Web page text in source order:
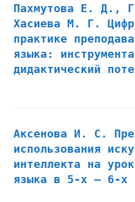
Пахмутова Е. Д.,
Хасиева М. Г.
практике
языка:
дидактический
Аксенова И. С.
использования
интеллекта на
языка в 5-х — 6-х